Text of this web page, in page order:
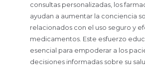
consultas personalizadas, los
ayudan a aumentar la conciencia
relacionados con el uso seguro y
medicamentos. Este esfuerzo
esencial para empoderar a los
decisiones informadas sobre su